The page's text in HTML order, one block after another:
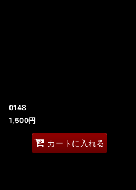
0148
1,500円
カートに入れる